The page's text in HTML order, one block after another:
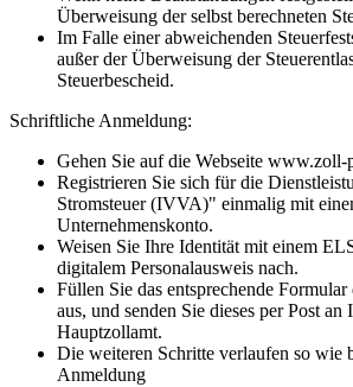
Überweisung der selbst berechneten
Im Falle einer abweichenden
außer der Überweisung der
Steuerbescheid.
Schriftliche Anmeldung:
Gehen Sie auf die Webseite www.zoll-
Registrieren Sie sich für die
Stromsteuer (IVVA)" einmalig mit
Unternehmenskonto.
Weisen Sie Ihre Identität mit einem
digitalem Personalausweis nach.
Füllen Sie das entsprechende
aus, und senden Sie dieses per Post
Hauptzollamt.
Die weiteren Schritte verlaufen so wie
Anmeldung